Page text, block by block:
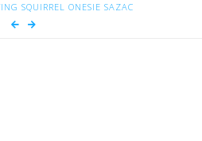
SQUIRREL ONESIE SAZAC